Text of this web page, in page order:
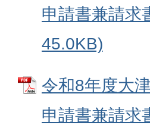
申請書兼請求
45.0KB)
令和8年度大
申請書兼請求